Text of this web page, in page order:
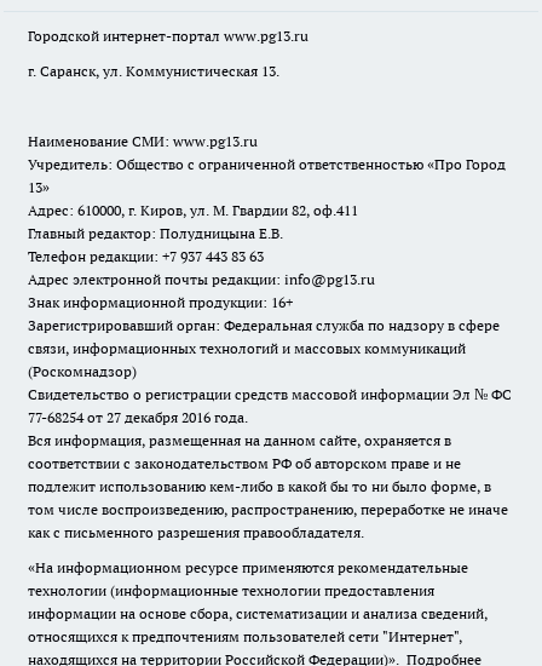
Городской интернет-портал www.pg13.ru
г. Саранск, ул. Коммунистическая 13.
Наименование СМИ: www.pg13.ru
Учредитель: Общество с ограниченной ответственностью «Про Город
13»
Адрес: 610000, г. Киров, ул. М. Гвардии 82, оф.411
Главный редактор: Полудницына Е.В.
Телефон редакции: +7 937 443 83 63
Адрес электронной почты редакции: info@pg13.ru
Знак информационной продукции: 16+
Зарегистрировавший орган: Федеральная служба по надзору в сфере
связи, информационных технологий и массовых коммуникаций
(Роскомнадзор)
Свидетельство о регистрации средств массовой информации Эл № ФС
77-68254 от 27 декабря 2016 года.
Вся информация, размещенная на данном сайте, охраняется в
соответствии с законодательством РФ об авторском праве и не
подлежит использованию кем-либо в какой бы то ни было форме, в
том числе воспроизведению, распространению, переработке не иначе
как с письменного разрешения правообладателя.
«На информационном ресурсе применяются рекомендательные
технологии (информационные технологии предоставления
информации на основе сбора, систематизации и анализа сведений,
относящихся к предпочтениям пользователей сети "Интернет",
находящихся на территории Российской Федерации)». Подробнее